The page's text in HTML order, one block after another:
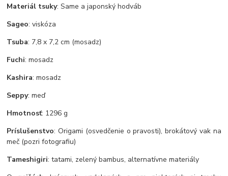
Materiál tsuky: Same a japonský hodváb
Sageo: viskóza
Tsuba: 7,8 x 7,2 cm (mosadz)
Fuchi: mosadz
Kashira: mosadz
Seppy: meď
Hmotnosť: 1296 g
Príslušenstvo: Origami (osvedčenie o pravosti), brokátový vak na
meč (pozri fotografiu)
Tameshigiri: tatami, zelený bambus, alternatívne materiály